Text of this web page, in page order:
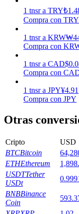
Staking
Alta rentabilidad y
Launchpool
Participación
1 tnsr a TRY₺
Compra con TRY
1 tnsr a KRW₩
Compra con
1 tnsr a CAD$
Compra con
1 tnsr a JPY¥4.91
Compra con JPY
Otras
Cripto USD
BTCBitcoin
ETHEthereum
USDTTether
USDt
BNBBinance
Coin